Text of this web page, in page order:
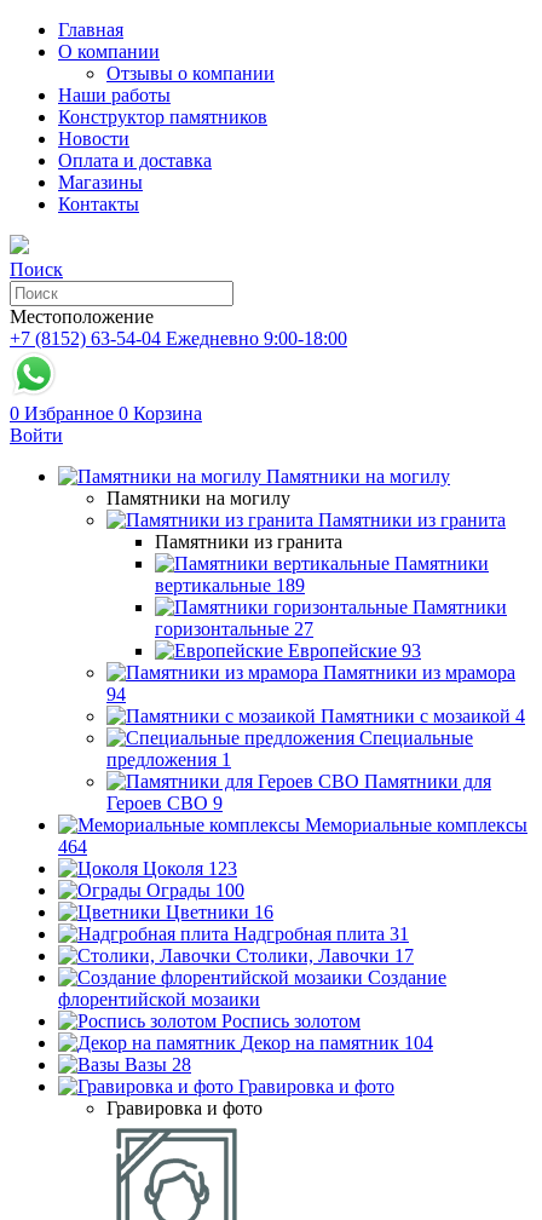
Главная
О компании
Отзывы о компании
Наши работы
Конструктор памятников
Новости
Оплата и доставка
Магазины
Контакты
Поиск
Местоположение
+7 (8152) 63-54-04 Ежедневно 9:00-18:00
0 Избранное 0 Корзина
Войти
Памятники на могилу
Памятники на могилу
Памятники из гранита
Памятники из гранита
Памятники
вертикальные 189
Памятники
горизонтальные 27
Европейские 93
Памятники из мрамора
94
Памятники с мозаикой 4
Специальные
предложения 1
Памятники для
Героев СВО 9
Мемориальные комплексы
464
Цоколя 123
Ограды 100
Цветники 16
Надгробная плита 31
Столики, Лавочки 17
Создание
флорентийской мозаики
Роспись золотом
Декор на памятник 104
Вазы 28
Гравировка и фото
Гравировка и фото